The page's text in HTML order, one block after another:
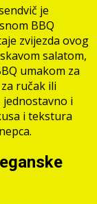
je
BBQ
zvijezda ovog
salatom,
umakom za
ručak ili
i
i tekstura